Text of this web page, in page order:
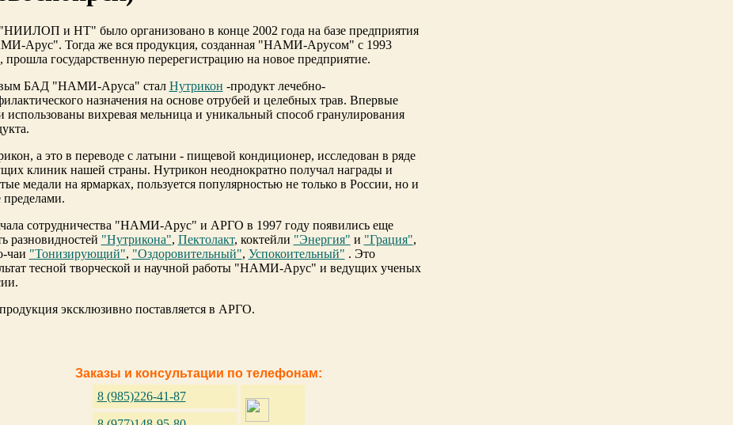
"НИИЛОП и НТ" было организовано в конце 2002 года на базе предприятия
Арус". Тогда же вся продукция, созданная "НAMИ-Арусом" с 1993
прошла государственную перерегистрацию на новое предприятие.
БАД "НАМИ-Аруса" стал Нутрикон -продукт лечебно-
назначения на основе отрубей и целебных трав. Впервые
использованы вихревая мельница и уникальный способ гранулирования
а это в переводе с латыни - пищевой кондиционер, исследован в ряде
клиник нашей страны. Нутрикон неоднократно получал награды и
медали на ярмарках, пользуется популярностью не только в России, но и
пределами.
сотрудничества "НАМИ-Арус" и АРГО в 1997 году появились еще
разновидностей "Нутрикона", Пектолакт, коктейли "Энергия" и "Грация",
чаи "Тонизирующий", "Оздоровительный", Успокоительный" . Это
тесной творческой и научной работы "НАМИ-Арус" и ведущих ученых
эксклюзивно поставляется в АРГО.
Заказы и консультации по телефонам:
8 (985)226-41-87